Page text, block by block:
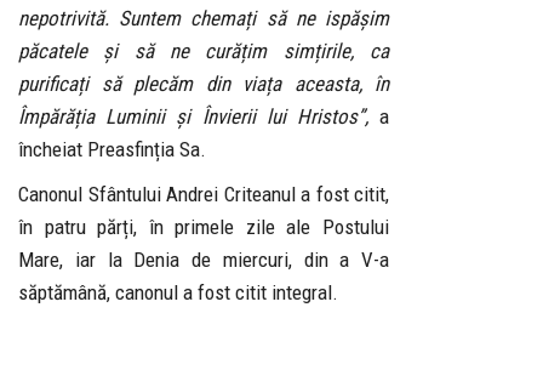
nepotrivită. Suntem chemați să ne ispășim
păcatele și să ne curățim simțirile, ca
purificați să plecăm din viața aceasta, în
Împărăția Luminii și Învierii lui Hristos”, a
încheiat Preasfinția Sa.
Canonul Sfântului Andrei Criteanul a fost citit,
în patru părți, în primele zile ale Postului
Mare, iar la Denia de miercuri, din a V-a
săptămână, canonul a fost citit integral.